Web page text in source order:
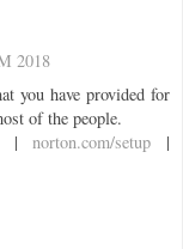
2018
you have provided for
of the people.
|norton.com/setup |